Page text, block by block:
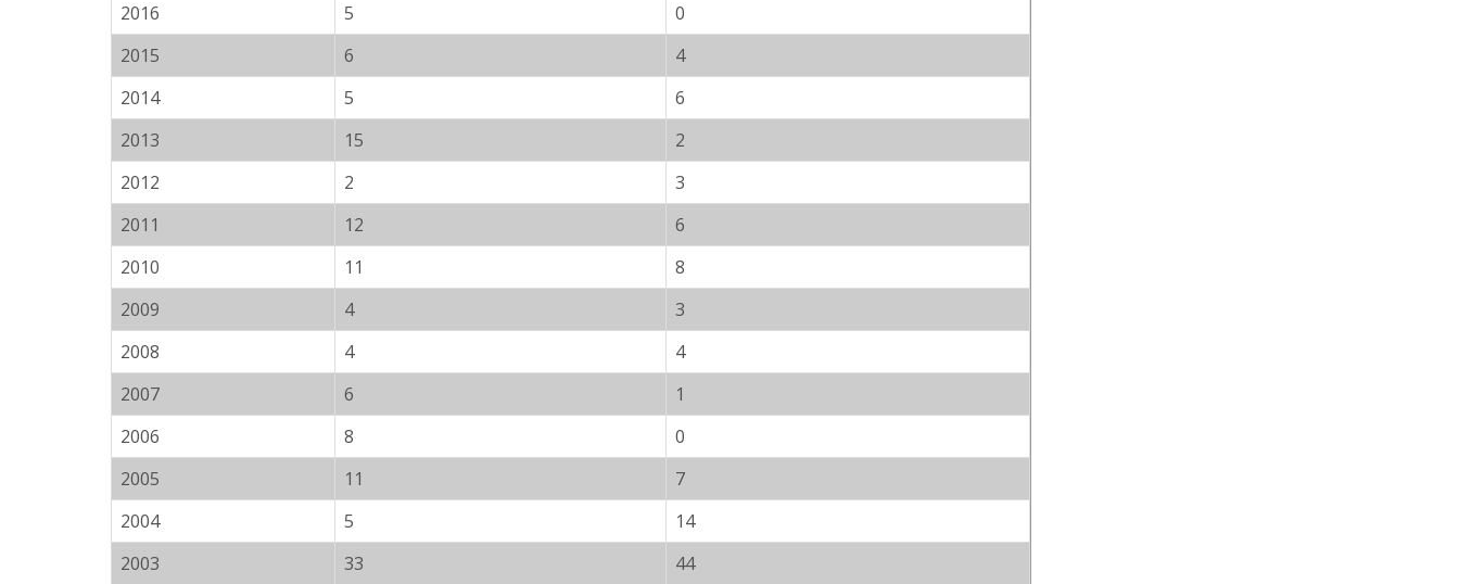
2016
5
0
2015
6
4
2014
5
6
2013
15
2
2012
2
3
2011
12
6
2010
11
8
2009
4
3
2008
4
4
2007
6
1
2006
8
0
2005
11
7
2004
5
14
2003
33 44